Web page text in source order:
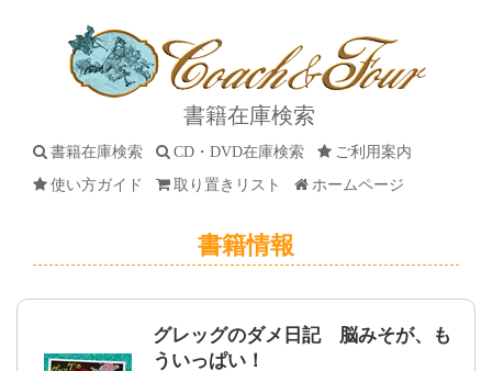
書籍在庫検索
書籍在庫検索 CD・DVD在庫検索
ご利用案内
使い方ガイド
取り置きリスト ホームページ
書籍情報
グレッグのダメ日記 脳みそが、も
ういっぱい！